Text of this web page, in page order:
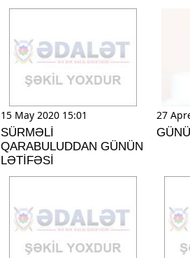
15 May 2020 15:01
SÜRMƏLİ
QARABULUDDAN GÜNÜN
LƏTİFƏSİ
27